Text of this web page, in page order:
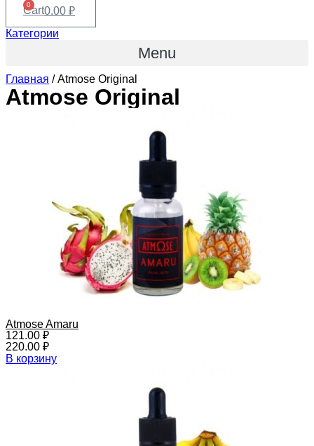
0.00 ₽
0
Cart
Категории
Menu
Главная / Atmose Original
Atmose Original
Atmose Amaru
121.00 ₽
220.00 ₽
В корзину